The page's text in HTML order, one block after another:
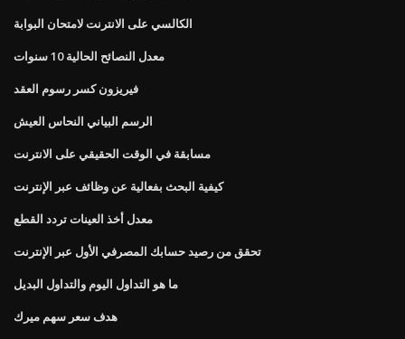
الكالسي على الانترنت لامتحان البوابة
معدل النصائح الحالية 10 سنوات
فيريزون كسر رسوم العقد
الرسم البياني النحاس العيش
مسابقة في الوقت الحقيقي على الانترنت
كيفية البحث بفعالية عن وظائف عبر الإنترنت
معدل أخذ العينات تردد القطع
تحقق من رصيد حسابك المصرفي الأول عبر الإنترنت
ما هو التداول اليوم والتداول البديل
هدف سعر سهم ميرك